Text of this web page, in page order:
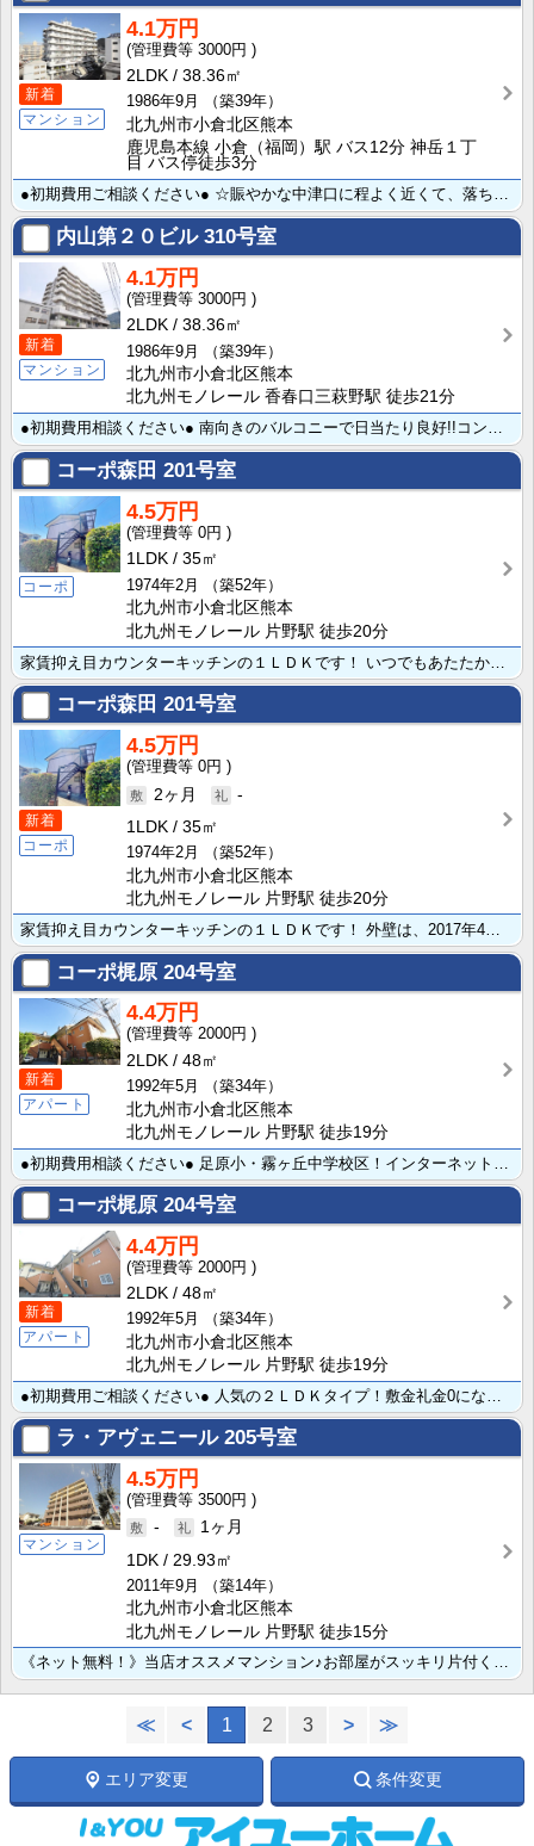
新着
マンション
4.1万円
3000円
2LDK
38.36㎡
1986年9月
（築39年）
北九州市小倉北区熊本
鹿児島本線 小倉（福岡）駅 バス12分 神岳１丁
目 バス停徒歩3分
●初期費用ご相談ください● ☆賑やかな中津口に程よく近くて、落ち着いた感じの熊本エリア☆住環境良好で･･･
内山第２０ビル310号室
新着
マンション
4.1万円
3000円
2LDK
38.36㎡
1986年9月
（築39年）
北九州市小倉北区熊本
北九州モノレール 香春口三萩野駅 徒歩21分
●初期費用相談ください● 南向きのバルコニーで日当たり良好!!コンビニ・スーパーへも徒歩圏内で最寄り･･･
コーポ森田 201号室
コーポ
4.5万円
0円
1LDK
35㎡
1974年2月
（築52年）
北九州市小倉北区熊本
北九州モノレール 片野駅 徒歩20分
コーポ森田 201号室
新着
コーポ
4.5万円
0円
2ヶ月
-
1LDK
35㎡
1974年2月
（築52年）
北九州市小倉北区熊本
北九州モノレール 片野駅 徒歩20分
コーポ梶原 204号室
新着
アパート
4.4万円
2000円
2LDK
48㎡
1992年5月
（築34年）
北九州市小倉北区熊本
北九州モノレール 片野駅 徒歩19分
コーポ梶原 204号室
新着
アパート
4.4万円
2000円
2LDK
48㎡
1992年5月
（築34年）
北九州市小倉北区熊本
北九州モノレール 片野駅 徒歩19分
●初期費用ご相談ください● 人気の２ＬＤＫタイプ！敷金礼金0になりました☆静かな環境でお探しの新婚さ･･･
ラ・アヴェニール205号室
マンション
4.5万円
3500円
-
1ヶ月
1DK
29.93㎡
2011年9月
（築14年）
北九州市小倉北区熊本
北九州モノレール 片野駅 徒歩15分
《ネット無料！》当店オススメマンション♪お部屋がスッキリ片付くウォークインクローゼットが魅力☆梅雨時･･･
≪ < 1 2 3 > ≫
エリア変更 条件変更